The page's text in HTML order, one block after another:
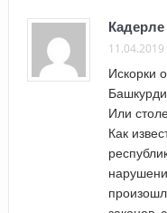
Искорки
Или
Как